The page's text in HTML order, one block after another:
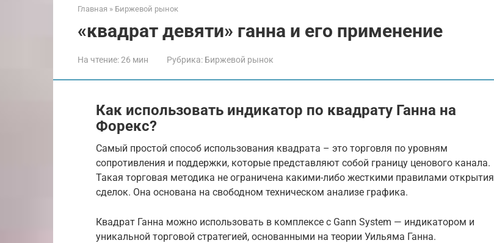
Главная » Биржевой рынок
«квадрат девяти» ганна и его применение
На чтение:26 мин Рубрика: Биржевой рынок
Как использовать индикатор по квадрату Ганна на
Форекс?
Самый простой способ использования квадрата – это торговля по уровням
сопротивления и поддержки, которые представляют собой границу ценового канала.
Такая торговая методика не ограничена какими-либо жесткими правилами открытия
сделок. Она основана на свободном техническом анализе графика.
Квадрат Ганна можно использовать в комплексе с Gann System — индикатором и
уникальной торговой стратегией, основанными на теории Уильяма Ганна.